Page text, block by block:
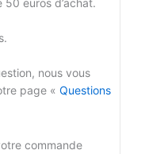
euros d’achat.
nous vous
page « Questions
commande